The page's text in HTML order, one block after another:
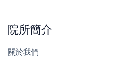
院所簡介
關於我們